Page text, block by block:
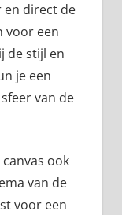
en direct de
voor een
de stijl en
je een
van de
ook
van de
voor een